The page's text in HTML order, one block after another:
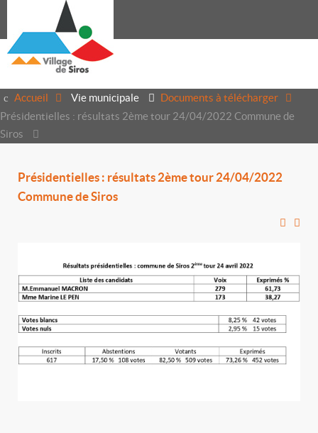
Accueil Vie municipale
Documents à télécharger
Présidentielles : résultats 2ème tour 24/04/2022 Commune de
Siros
Présidentielles : résultats 2ème tour 24/04/2022
Commune de Siros